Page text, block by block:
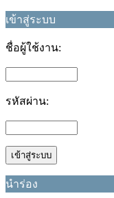
เข้าสู่ระบบ
ชื่อผู้ใช้งาน:
รหัสผ่าน:
นำร่อง